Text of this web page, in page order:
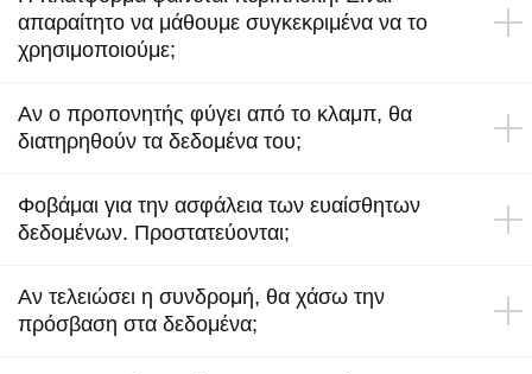
απαραίτητο να μάθουμε συγκεκριμένα να το
χρησιμοποιούμε;
Αν ο προπονητής φύγει από το κλαμπ, θα
διατηρηθούν τα δεδομένα του;
Φοβάμαι για την ασφάλεια των ευαίσθητων
δεδομένων. Προστατεύονται;
Αν τελειώσει η συνδρομή, θα χάσω την
πρόσβαση στα δεδομένα;